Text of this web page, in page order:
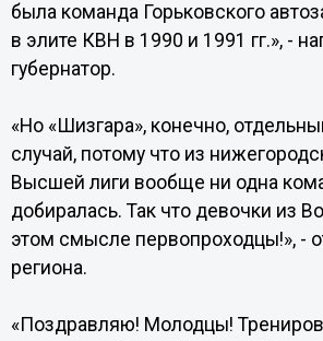
была команда Горьковского
в элите КВН в 1990 и 1991 гг.», -
губернатор.
«Но «Шизгара», конечно,
случай, потому что из
Высшей лиги вообще ни одна
добиралась. Так что девочки из
этом смысле первопроходцы!», -
региона.
«Поздравляю! Молодцы!